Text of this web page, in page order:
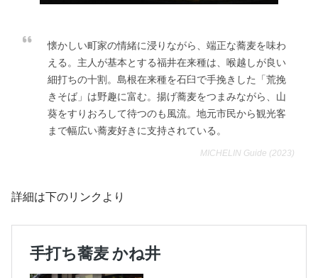
懐かしい町家の情緒に浸りながら、端正な蕎麦を味わ
える。主人が基本とする福井在来種は、喉越しが良い
細打ちの十割。島根在来種を石臼で手挽きした「荒挽
きそば」は野趣に富む。揚げ蕎麦をつまみながら、山
葵をすりおろして待つのも風流。地元市民から観光客
まで幅広い蕎麦好きに支持されている。
MICHELIN Guide (2023)
詳細は下のリンクより